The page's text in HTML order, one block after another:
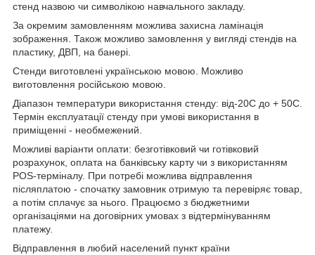
стенд назвою чи символікою навчального закладу.
За окремим замовленням можлива захисна ламінація
зображення. Також можливо замовлення у вигляді стендів на
пластику, ДВП, на банері.
Стенди виготовлені українською мовою. Можливо
виготовлення російською мовою.
Діапазон температури використання стенду: від-20С до + 50С.
Термін експлуатації стенду при умові використання в
приміщенні - необмежений.
Можливі варіанти оплати: безготівковий чи готівковий
розрахунок, оплата на банківську карту чи з використанням
POS-терміналу. При потребі можлива відправлення
післяплатою - спочатку замовник отримую та перевіряє товар,
а потім сплачує за нього. Працюємо з бюджетними
організаціями на договірних умовах з відтермінуванням
платежу.
Відправлення в любий населений пункт країни